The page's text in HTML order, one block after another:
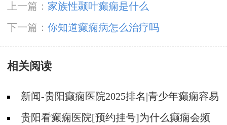
上一篇： 家族性颞叶癫痫是什么
下一篇： 你知道癫痫病怎么治疗吗
相关阅读
新闻-贵阳癫痫医院2025排名|青少年癫痫容易
发作是什么原因？
贵阳看癫痫医院[预约挂号]为什么癫痫会频